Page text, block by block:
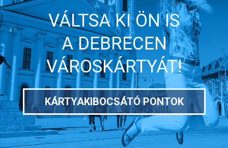
VÁLTSA KI ÖN IS
A DEBRECEN
VÁROSKÁRTYÁT!
KÁRTYAKIBOCSÁTÓ PONTOK